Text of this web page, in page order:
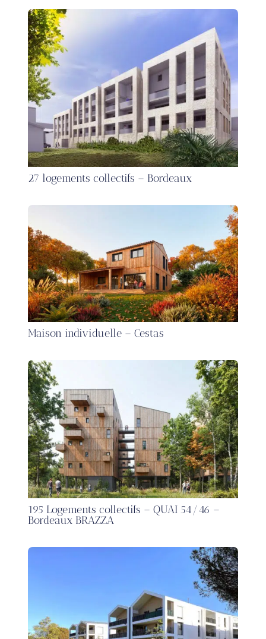
27 logements collectifs – Bordeaux
Maison individuelle – Cestas
195 Logements collectifs – QUAI 54/46 –
Bordeaux BRAZZA